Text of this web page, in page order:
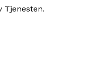
Tjenesten.